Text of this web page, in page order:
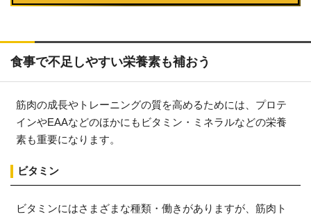
食事で不足しやすい栄養素も補おう
筋肉の成長やトレーニングの質を高めるためには、プロテ
インやEAAなどのほかにもビタミン・ミネラルなどの栄養
素も重要になります。
ビタミン
ビタミンにはさまざまな種類・働きがありますが、筋肉ト